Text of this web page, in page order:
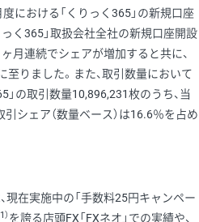
における「くりっく365」の新規口座
っく365」取扱会社全社の新規口座開設
月連続でシェアが増加すると共に、
りました。また、取引数量において
」の取引数量10,896,231枚のうち、当
シェア（数量ベース）は16.6％を占め
現在実施中の「手数料25円キャンペー
を誇る店頭FX「FXネオ」での実績や、